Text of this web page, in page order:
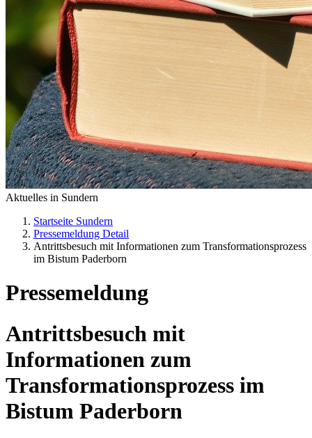
Aktuelles in Sundern
Startseite Sundern
Pressemeldung Detail
Antrittsbesuch mit Informationen zum Transformationsprozess
im Bistum Paderborn
Pressemeldung
Antrittsbesuch mit
Informationen zum
Transformationsprozess im
Bistum Paderborn